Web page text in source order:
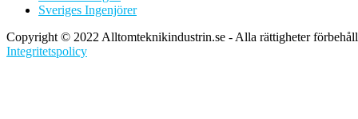
Sveriges Ingenjörer
Copyright © 2022 Alltomteknikindustrin.se - Alla rättigheter
Integritetspolicy